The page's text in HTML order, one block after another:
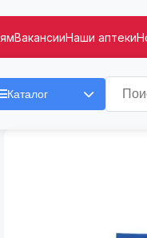
ВакансииНаши аптеки
Каталог